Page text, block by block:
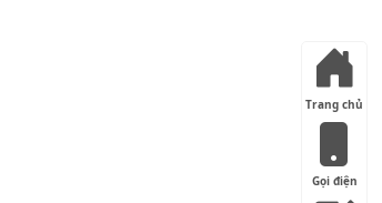
Trang chủ
Gọi điện